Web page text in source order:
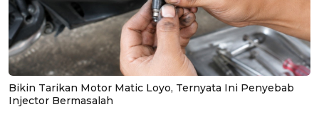
Bikin Tarikan Motor Matic Loyo, Ternyata Ini Penyebab
Injector Bermasalah